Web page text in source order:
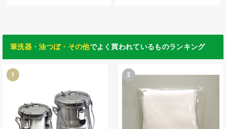
筆洗器・油つぼ・その他でよく買われているものランキング
1 2